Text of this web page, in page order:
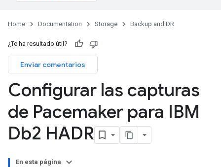
Home Documentation Storage Backup and DR
¿Te ha resultado útil?
Enviar comentarios
Configurar las capturas
de Pacemaker para IBM
Db2 HADR
En esta página